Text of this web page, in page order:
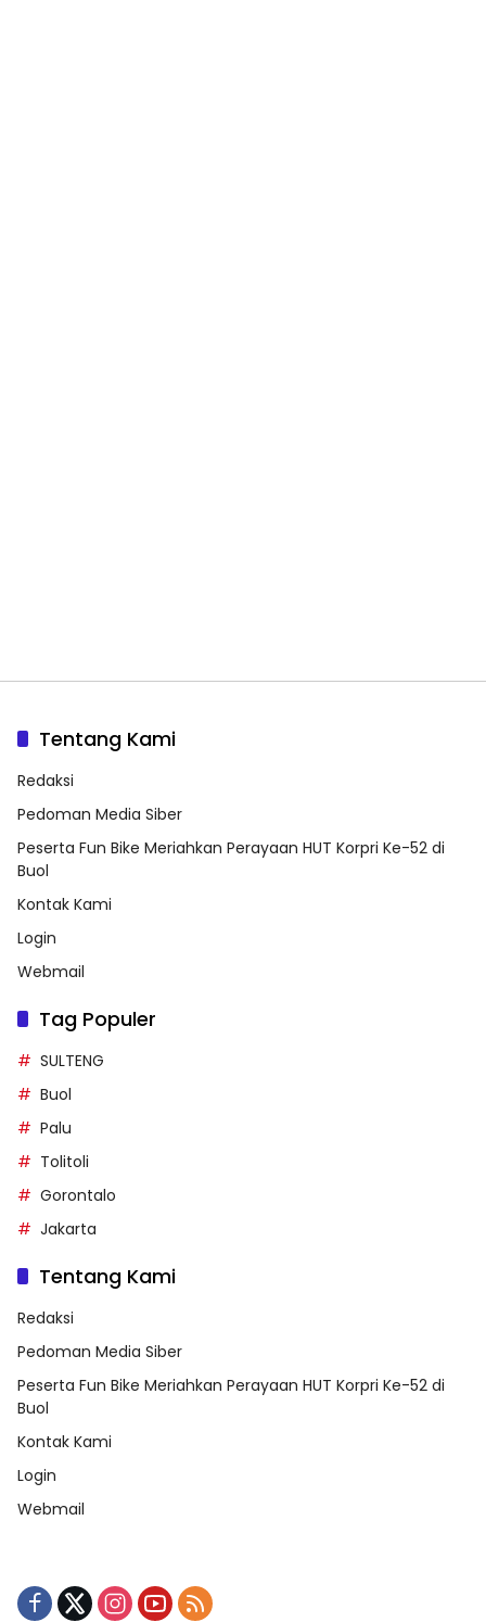
Tentang Kami
Pedoman Media Siber
Peserta Fun Bike Meriahkan Perayaan HUT Korpri Ke-52 di
Kontak Kami
Webmail
Tag Populer
Jakarta
Tentang Kami
Pedoman Media Siber
Peserta Fun Bike Meriahkan Perayaan HUT Korpri Ke-52 di
Kontak Kami